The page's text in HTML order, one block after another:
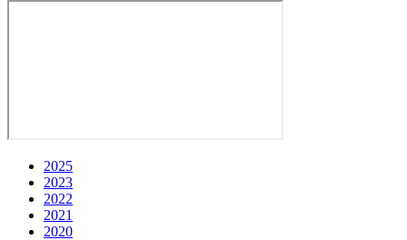
2025
2023
2022
2021
2020